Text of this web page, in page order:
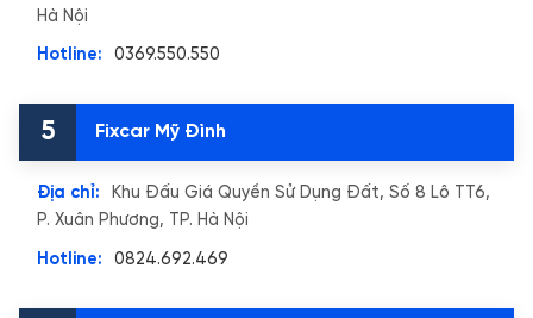
Hà Nội
Hotline: 0369.550.550
5 Fixcar Mỹ Đình
Địa chỉ:
Khu Đấu Giá Quyền Sử Dụng Đất, Số 8 Lô TT6,
P. Xuân Phương, TP. Hà Nội
Hotline: 0824.692.469